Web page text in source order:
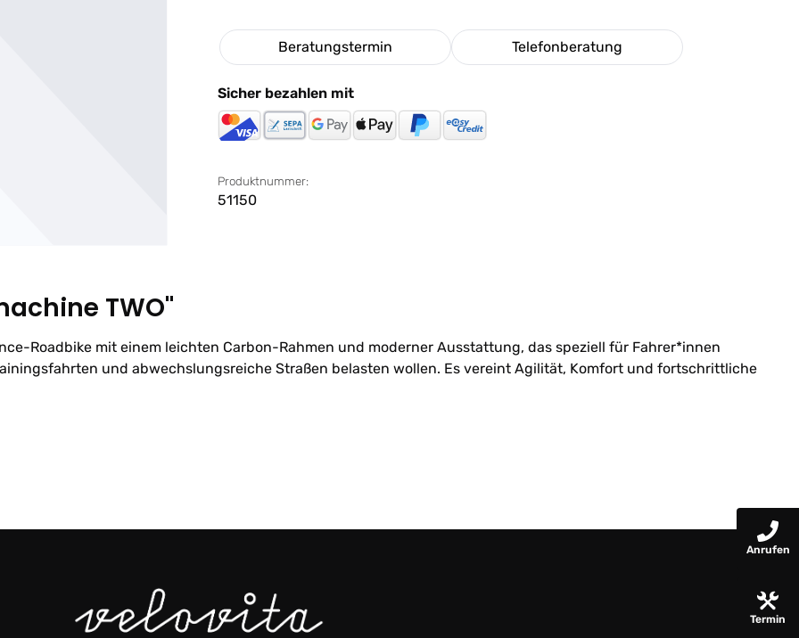
Beratungstermin Telefonberatung
Sicher bezahlen mit
Produktnummer:
51150
TWO"
Roadbike mit einem leichten Carbon-Rahmen und moderner Ausstattung, das speziell für Fahrer*innen
und abwechslungsreiche Straßen belasten wollen. Es vereint Agilität, Komfort und fortschrittliche
Anrufen
Termin